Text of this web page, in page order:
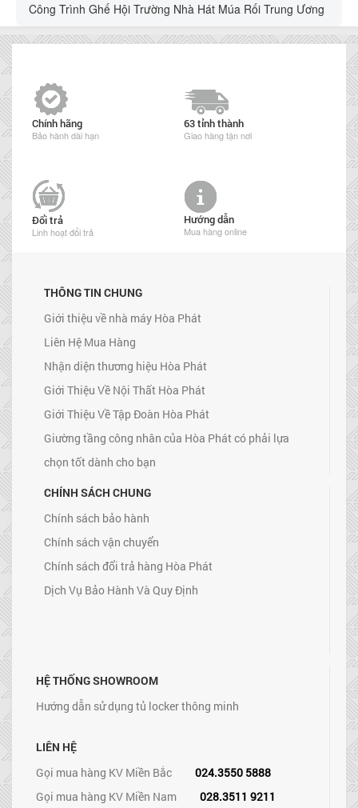
Công Trình Ghế Hội Trường Nhà Hát Múa Rối Trung Ương
Chính hãng
Bảo hành dài hạn
63 tỉnh thành
Giao hàng tận nơi
Đổi trả
Linh hoạt đổi trả
Hướng dẫn
Mua hàng online
THÔNG TIN CHUNG
Giới thiệu về nhà máy Hòa Phát
Liên Hệ Mua Hàng
Nhận diện thương hiệu Hòa Phát
Giới Thiệu Về Nội Thất Hòa Phát
Giới Thiệu Về Tập Đoàn Hòa Phát
Giường tầng công nhân của Hòa Phát có phải lựa
chọn tốt dành cho bạn
CHÍNH SÁCH CHUNG
Chính sách bảo hành
Chính sách vận chuyển
Chính sách đổi trả hàng Hòa Phát
Dịch Vụ Bảo Hành Và Quy Định
HỆ THỐNG SHOWROOM
Hướng dẫn sử dụng tủ locker thông minh
LIÊN HỆ
Gọi mua hàng KV Miền Bắc
024.3550 5888
Gọi mua hàng KV Miền Nam
028.3511 9211